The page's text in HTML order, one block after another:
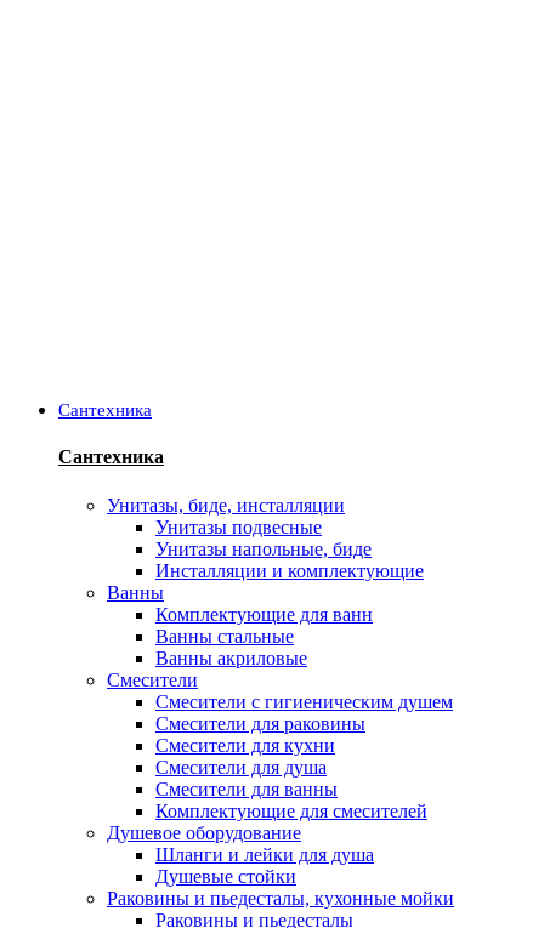
Сантехника
Сантехника
Унитазы, биде, инсталляции
Унитазы подвесные
Унитазы напольные, биде
Инсталляции и комплектующие
Ванны
Комплектующие для ванн
Ванны стальные
Ванны акриловые
Смесители
Смесители с гигиеническим душем
Смесители для раковины
Смесители для кухни
Смесители для душа
Смесители для ванны
Комплектующие для смесителей
Душевое оборудование
Шланги и лейки для душа
Душевые стойки
Раковины и пьедесталы, кухонные мойки
Раковины и пьедесталы